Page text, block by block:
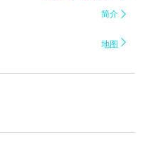
简介 
地图 